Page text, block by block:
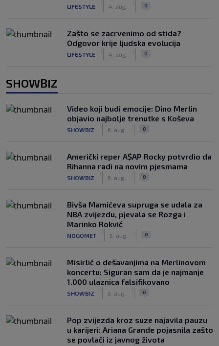
LIFESTYLE 4. aug. 0
Zašto se zacrvenimo od stida?
Odgovor krije ljudska evolucija
LIFESTYLE 4. aug. 0
SHOWBIZ
Video koji budi emocije: Dino Merlin
objavio najbolje trenutke s Koševa
SHOWBIZ 6. aug. 0
Američki reper A$AP Rocky potvrdio da
Rihanna radi na novim pjesmama
SHOWBIZ 6. aug. 0
Bivša Mamićeva supruga se udala za
NBA zvijezdu, pjevala se Rozga i
Marinko Rokvić
NOGOMET 5. aug. 0
Misirlić o dešavanjima na Merlinovom
koncertu: Siguran sam da je najmanje
1.000 ulaznica falsifikovano
SHOWBIZ 5. aug. 0
Pop zvijezda kroz suze najavila pauzu
u karijeri: Ariana Grande pojasnila zašto
se povlači iz javnog života